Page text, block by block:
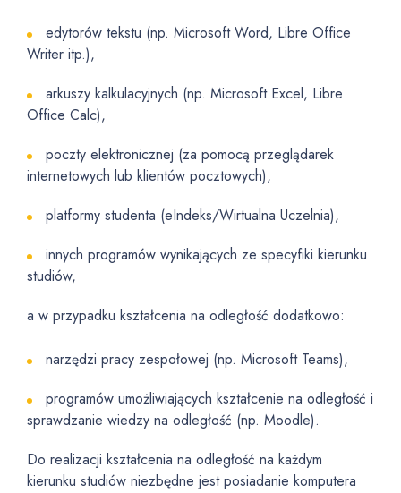
edytorów tekstu (np. Microsoft Word, Libre Office
Writer itp.),
arkuszy kalkulacyjnych (np. Microsoft Excel, Libre
Office Calc),
poczty elektronicznej (za pomocą przeglądarek
internetowych lub klientów pocztowych),
platformy studenta (eIndeks/Wirtualna Uczelnia),
innych programów wynikających ze specyfiki kierunku
studiów,
a w przypadku kształcenia na odległość dodatkowo:
narzędzi pracy zespołowej (np. Microsoft Teams),
programów umożliwiających kształcenie na odległość i
sprawdzanie wiedzy na odległość (np. Moodle).
Do realizacji kształcenia na odległość na każdym
kierunku studiów niezbędne jest posiadanie komputera